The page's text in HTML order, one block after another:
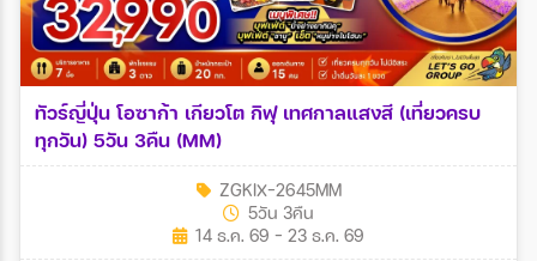
ทัวร์ญี่ปุ่น โอซาก้า เกียวโต กิฟุ เทศกาลแสงสี (เที่ยวครบ
ทุกวัน) 5วัน 3คืน (MM)
ZGKIX-2645MM
5วัน 3คืน
14 ธ.ค. 69 - 23 ธ.ค. 69